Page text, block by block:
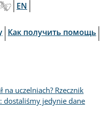
EN
Как получить помощь
na uczelniach? Rzecznik
dostaliśmy jedynie dane